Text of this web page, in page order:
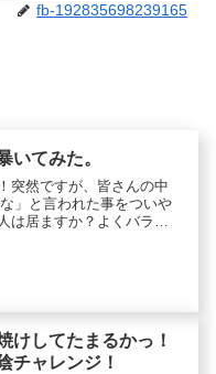
fb-192835698239165
いてみた。
突然ですが、皆さんの中
」と言われた事をついや
は居ますか？よくバラエ
けしてたまるかっ！
チャレンジ！